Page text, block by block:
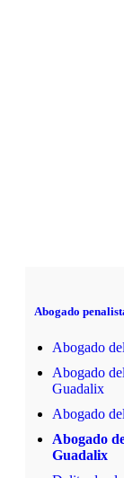
Abogado
Abogado
Abogado
Guadalix
Abogado
Abogado
Guadalix